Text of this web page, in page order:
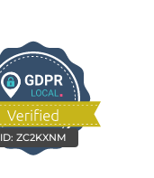
ID: ZC2KXNM